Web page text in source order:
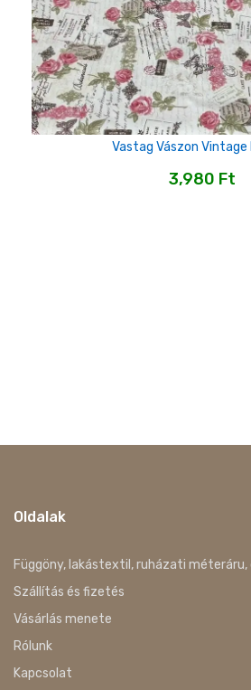
Vastag Vászon Vintage
3,980 Ft
Oldalak
Függöny, lakástextil, ruházati méteráru,
Szállítás és fizetés
Vásárlás menete
Rólunk
Kapcsolat